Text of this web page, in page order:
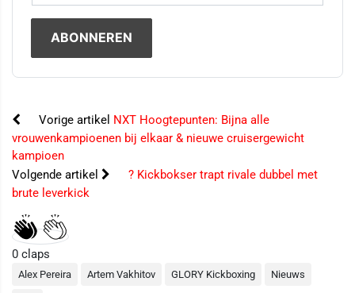
Vorige artikel NXT Hoogtepunten: Bijna alle
vrouwenkampioenen bij elkaar & nieuwe cruisergewicht
kampioen
Volgende artikel
? Kickbokser trapt rivale dubbel met
brute leverkick
0 claps
Alex Pereira Artem Vakhitov GLORY Kickboxing Nieuws